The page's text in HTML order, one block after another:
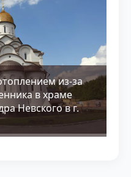
из-за
в храме
Невского в г.